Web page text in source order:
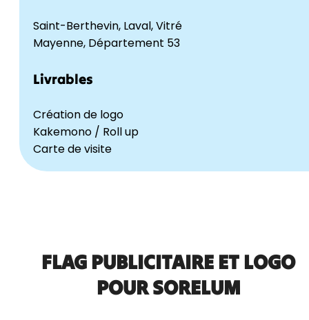
Saint-Berthevin, Laval, Vitré
Mayenne, Département 53
Livrables
Création de logo
Kakemono / Roll up
Carte de visite
FLAG PUBLICITAIRE ET LOGO
POUR SORELUM